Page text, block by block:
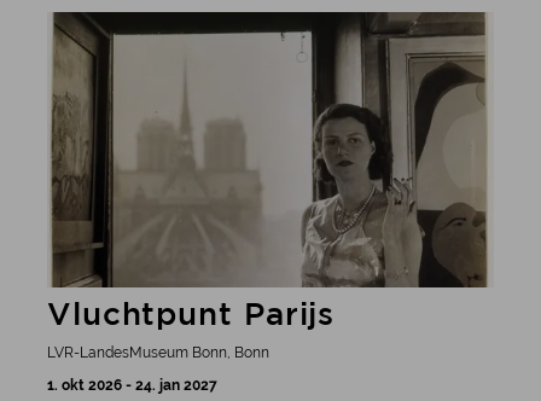
zeefdrukserie „Beethoven 1987“ en andere
kunstwerken met betrekking tot Beethoven
worden gepresenteerd.
Vluchtpunt Parijs
LVR-LandesMuseum Bonn, Bonn
1. okt 2026 - 24. jan 2027
meer informatie